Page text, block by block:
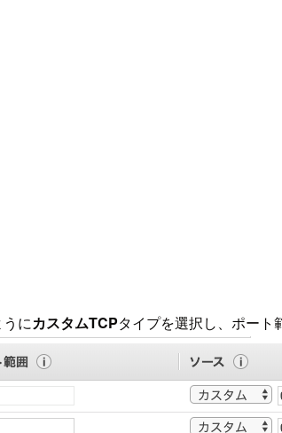
にカスタムTCPタイプを選択し、ポート